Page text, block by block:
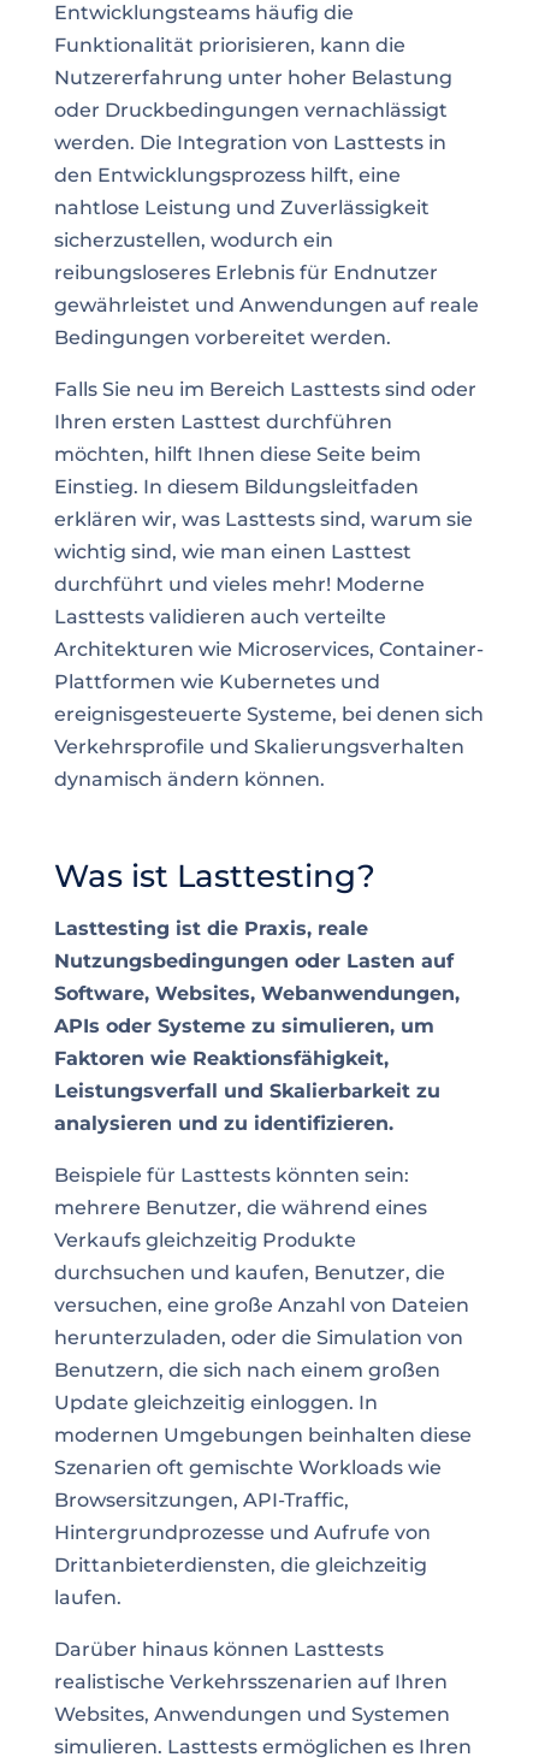
Entwicklungsteams häufig die
Funktionalität priorisieren, kann die
Nutzererfahrung unter hoher Belastung
oder Druckbedingungen vernachlässigt
werden. Die Integration von Lasttests in
den Entwicklungsprozess hilft, eine
nahtlose Leistung und Zuverlässigkeit
sicherzustellen, wodurch ein
reibungsloseres Erlebnis für Endnutzer
gewährleistet und Anwendungen auf reale
Bedingungen vorbereitet werden.
Falls Sie neu im Bereich Lasttests sind oder
Ihren ersten Lasttest durchführen
möchten, hilft Ihnen diese Seite beim
Einstieg. In diesem Bildungsleitfaden
erklären wir, was Lasttests sind, warum sie
wichtig sind, wie man einen Lasttest
durchführt und vieles mehr! Moderne
Lasttests validieren auch verteilte
Architekturen wie Microservices, Container-
Plattformen wie Kubernetes und
ereignisgesteuerte Systeme, bei denen sich
Verkehrsprofile und Skalierungsverhalten
dynamisch ändern können.
Was ist Lasttesting?
Lasttesting ist die Praxis, reale
Nutzungsbedingungen oder Lasten auf
Software, Websites, Webanwendungen,
APIs oder Systeme zu simulieren, um
Faktoren wie Reaktionsfähigkeit,
Leistungsverfall und Skalierbarkeit zu
analysieren und zu identifizieren.
Beispiele für Lasttests könnten sein:
mehrere Benutzer, die während eines
Verkaufs gleichzeitig Produkte
durchsuchen und kaufen, Benutzer, die
versuchen, eine große Anzahl von Dateien
herunterzuladen, oder die Simulation von
Benutzern, die sich nach einem großen
Update gleichzeitig einloggen. In
modernen Umgebungen beinhalten diese
Szenarien oft gemischte Workloads wie
Browsersitzungen, API-Traffic,
Hintergrundprozesse und Aufrufe von
Drittanbieterdiensten, die gleichzeitig
laufen.
Darüber hinaus können Lasttests
realistische Verkehrsszenarien auf Ihren
Websites, Anwendungen und Systemen
simulieren. Lasttests ermöglichen es Ihren